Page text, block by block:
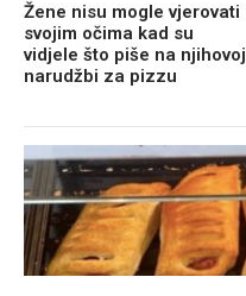
Žene nisu mogle vjerovati
svojim očima kad su
vidjele što piše na njihovoj
narudžbi za pizzu